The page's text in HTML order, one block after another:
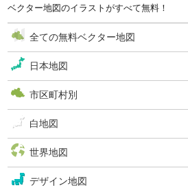
ベクター地図のイラストがすべて無料！
全ての無料ベクター地図
日本地図
市区町村別
白地図
世界地図
デザイン地図